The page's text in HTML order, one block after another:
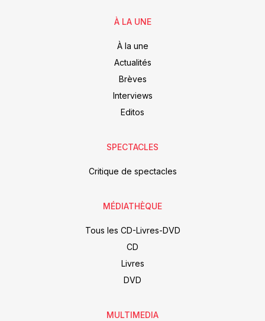
À LA UNE
À la une
Actualités
Brèves
Interviews
Editos
SPECTACLES
Critique de spectacles
MÉDIATHÈQUE
Tous les CD-Livres-DVD
CD
Livres
DVD
MULTIMEDIA